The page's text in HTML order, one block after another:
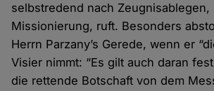
selbstredend nach Zeugnisablegen,
Missionierung, ruft. Besonders
Herrn Parzany’s Gerede, wenn er
Visier nimmt: “Es gilt auch daran
die rettende Botschaft von dem